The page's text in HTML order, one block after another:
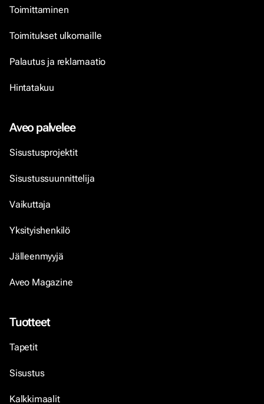
Toimittaminen
Toimitukset ulkomaille
Palautus ja reklamaatio
Hintatakuu
Aveo palvelee
Sisustusprojektit
Sisustussuunnittelija
Vaikuttaja
Yksityishenkilö
Jälleenmyyjä
Aveo Magazine
Tuotteet
Tapetit
Sisustus
Kalkkimaalit